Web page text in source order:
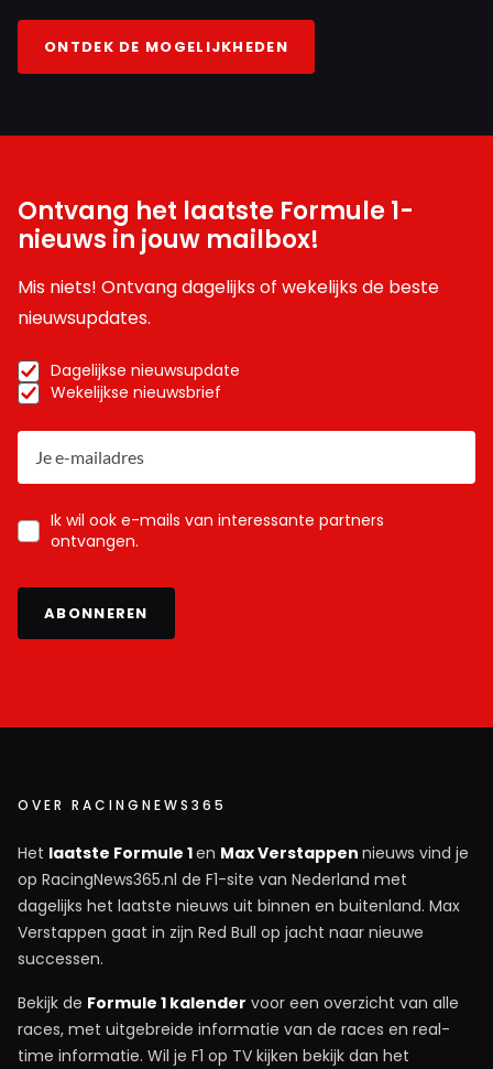
ONTDEK DE MOGELIJKHEDEN
Ontvang het laatste Formule 1-
nieuws in jouw mailbox!
Mis niets! Ontvang dagelijks of wekelijks de beste
nieuwsupdates.
Dagelijkse nieuwsupdate
Wekelijkse nieuwsbrief
Ik wil ook e-mails van interessante partners
ontvangen.
ABONNEREN
OVER RACINGNEWS365
Het laatste Formule 1en Max Verstappen nieuws vind je
op RacingNews365.nl de F1-site van Nederland met
dagelijks het laatste nieuws uit binnen en buitenland. Max
Verstappen gaat in zijn Red Bull op jacht naar nieuwe
successen.
Bekijk de Formule 1 kalender voor een overzicht van alle
races, met uitgebreide informatie van de races en real-
time informatie. Wil je F1 op TV kijken bekijk dan het